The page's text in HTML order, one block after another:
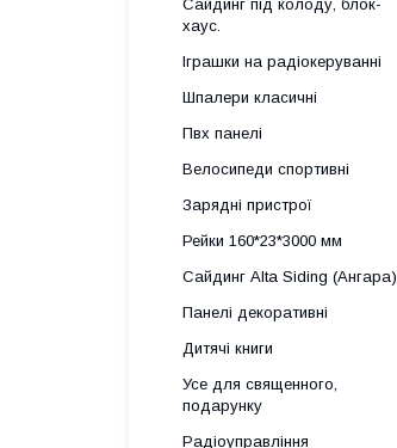
Сайдинг під колоду, блок-
хаус.
Іграшки на радіокеруванні
Шпалери класичні
Пвх панелі
Велосипеди спортивні
Зарядні пристрої
Рейки 160*23*3000 мм
Сайдинг Alta Siding (Ангара)
Панелі декоративні
Дитячі книги
Усе для священного,
подарунку
Радіоуправління